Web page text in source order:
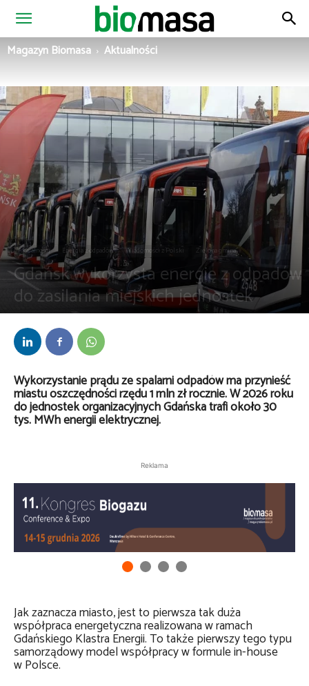
Magazyn
Magazyn Biomasa Aktualności
Aktualności Energia z odpadów Wiadomości z Polski Zielona gmina
Gdańsk wykorzysta energię z odpadów
do zasilania miejskich jednostek
Przez Lech Bojarski-
Wykorzystanie prądu ze spalarni odpadów ma przynieść
miastu oszczędności rzędu 1 mln zł rocznie. W 2026 roku
do jednostek organizacyjnych Gdańska trafi około 30
tys. MWh energii elektrycznej.
Reklama
Jak zaznacza miasto, jest to pierwsza tak duża
współpraca energetyczna realizowana w ramach
Gdańskiego Klastra Energii. To także pierwszy tego typu
samorządowy model współpracy w formule in-house
w Polsce.